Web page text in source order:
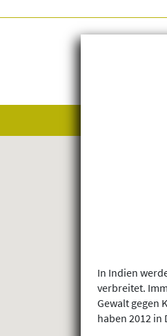
In Indien
verbreitet.
Gewalt gegen
haben 2012